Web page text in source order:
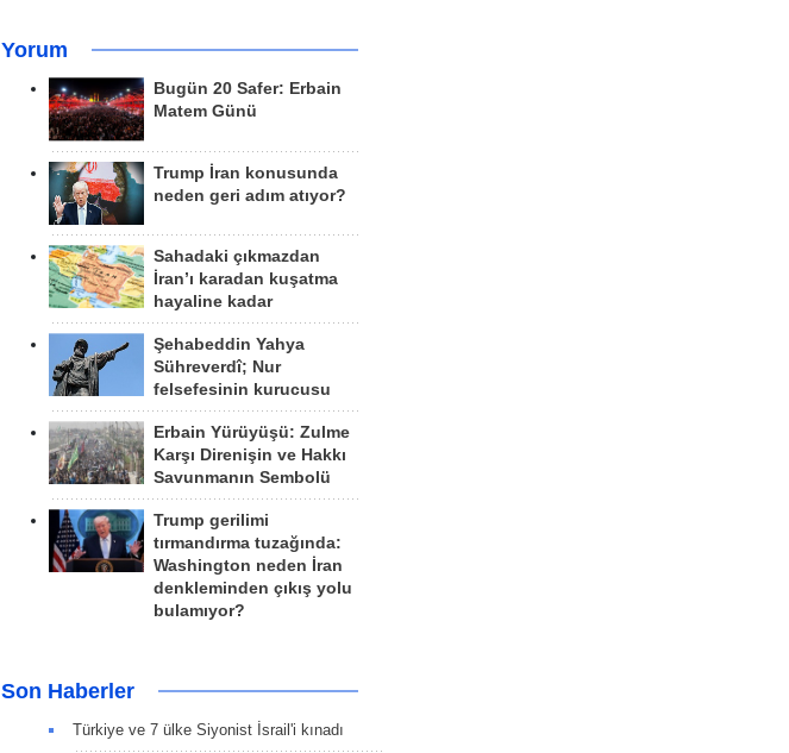
Yorum
Bugün 20 Safer: Erbain
Matem Günü
Trump İran konusunda
neden geri adım atıyor?
Sahadaki çıkmazdan
İran’ı karadan kuşatma
hayaline kadar
Şehabeddin Yahya
Sühreverdî; Nur
felsefesinin kurucusu
Erbain Yürüyüşü: Zulme
Karşı Direnişin ve Hakkı
Savunmanın Sembolü
Trump gerilimi
tırmandırma tuzağında:
Washington neden İran
denkleminden çıkış yolu
bulamıyor?
Son Haberler
Türkiye ve 7 ülke Siyonist İsrail'i kınadı